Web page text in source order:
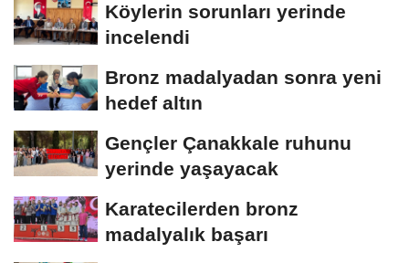
Köylerin sorunları yerinde
incelendi
Bronz madalyadan sonra yeni
hedef altın
Gençler Çanakkale ruhunu
yerinde yaşayacak
Karatecilerden bronz
madalyalık başarı